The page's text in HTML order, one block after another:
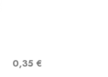
Precio
0,35 €